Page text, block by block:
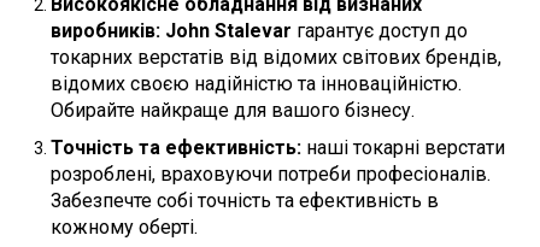
Високоякісне обладнання від визнаних
виробників: John Stalevar гарантує доступ до
токарних верстатів від відомих світових брендів,
відомих своєю надійністю та інноваційністю.
Обирайте найкраще для вашого бізнесу.
Точність та ефективність: наші токарні верстати
розроблені, враховуючи потреби професіоналів.
Забезпечте собі точність та ефективність в
кожному оберті.